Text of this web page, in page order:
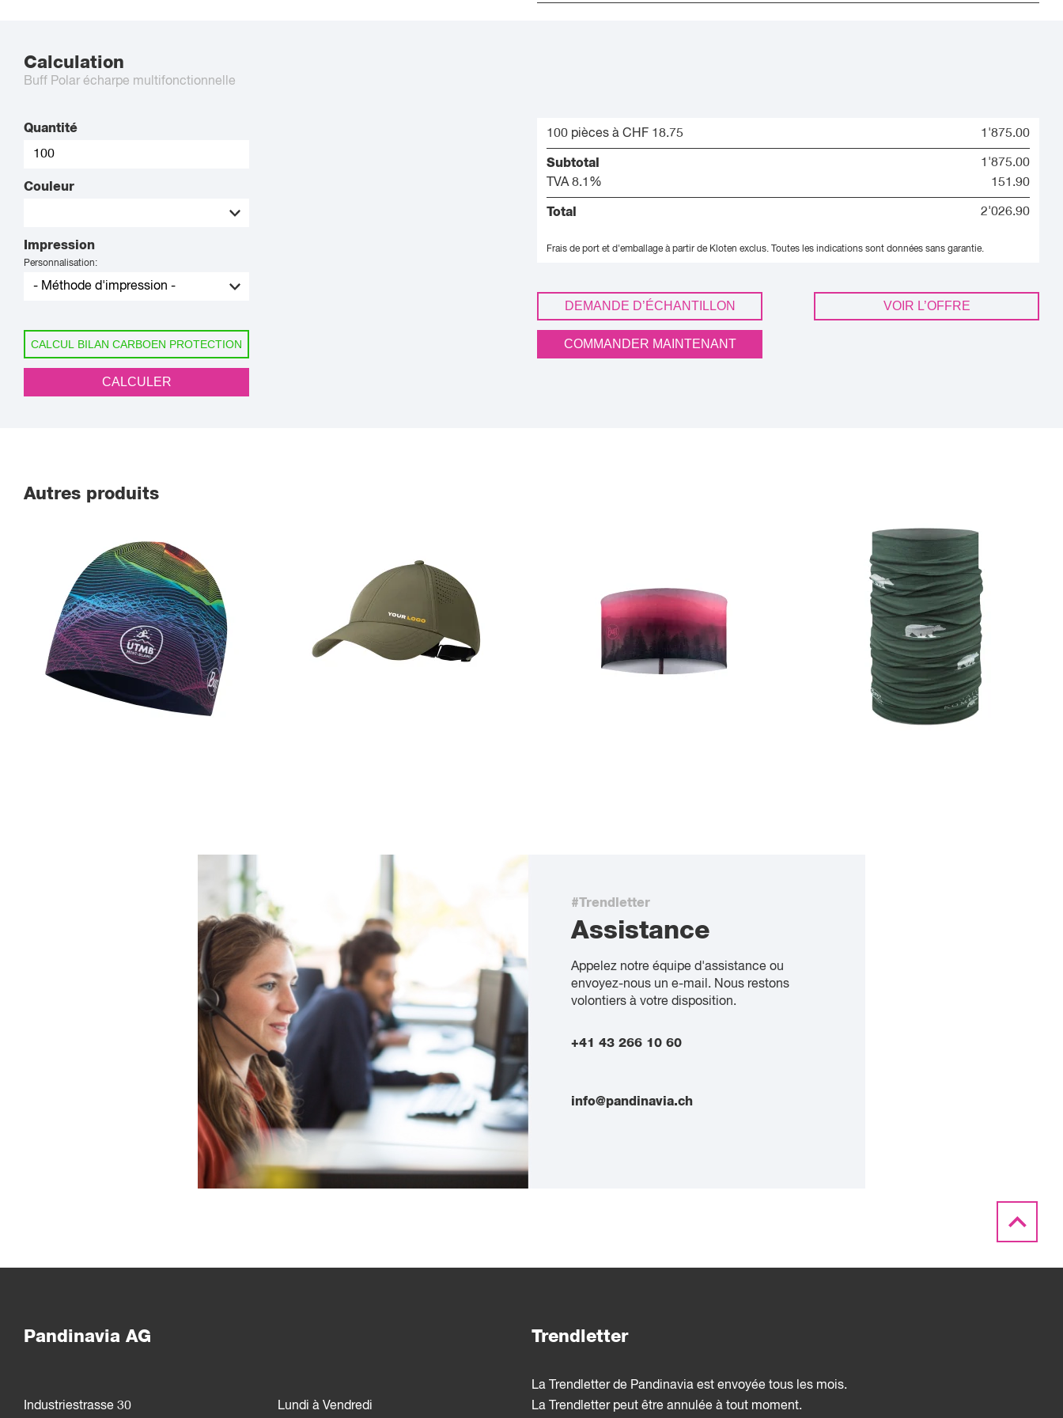
Calculation
Buff Polar écharpe multifonctionnelle
Quantité
Couleur
Impression
Personnalisation:
CALCUL BILAN CARBOEN PROTECTION
CALCULER
100 pièces à CHF 18.75 1'875.00
Subtotal
1'875.00
TVA 8.1%
151.90
Total 2'026.90
Frais de port et d'emballage à partir de Kloten exclus. Toutes les indications sont données sans garantie.
DEMANDE D’ÉCHANTILLON VOIR L’OFFRE
COMMANDER MAINTENANT
Autres produits
#Trendletter
Assistance
Appelez notre équipe d'assistance ou
envoyez-nous un e-mail. Nous restons
volontiers à votre disposition.
+41 43 266 10 60
info@pandinavia.ch
Pandinavia AG Trendletter
Industriestrasse 30 Lundi à Vendredi
La Trendletter de Pandinavia est envoyée tous les mois.
La Trendletter peut être annulée à tout moment.